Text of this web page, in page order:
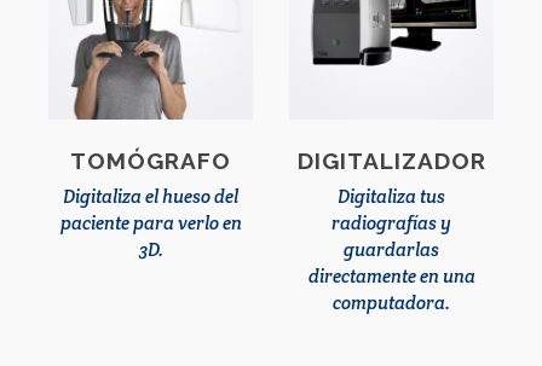
TOMÓGRAFO
Digitaliza el hueso del
paciente para verlo en
3D.
DIGITALIZADOR
Digitaliza tus
radiografías y
guardarlas
directamente en una
computadora.